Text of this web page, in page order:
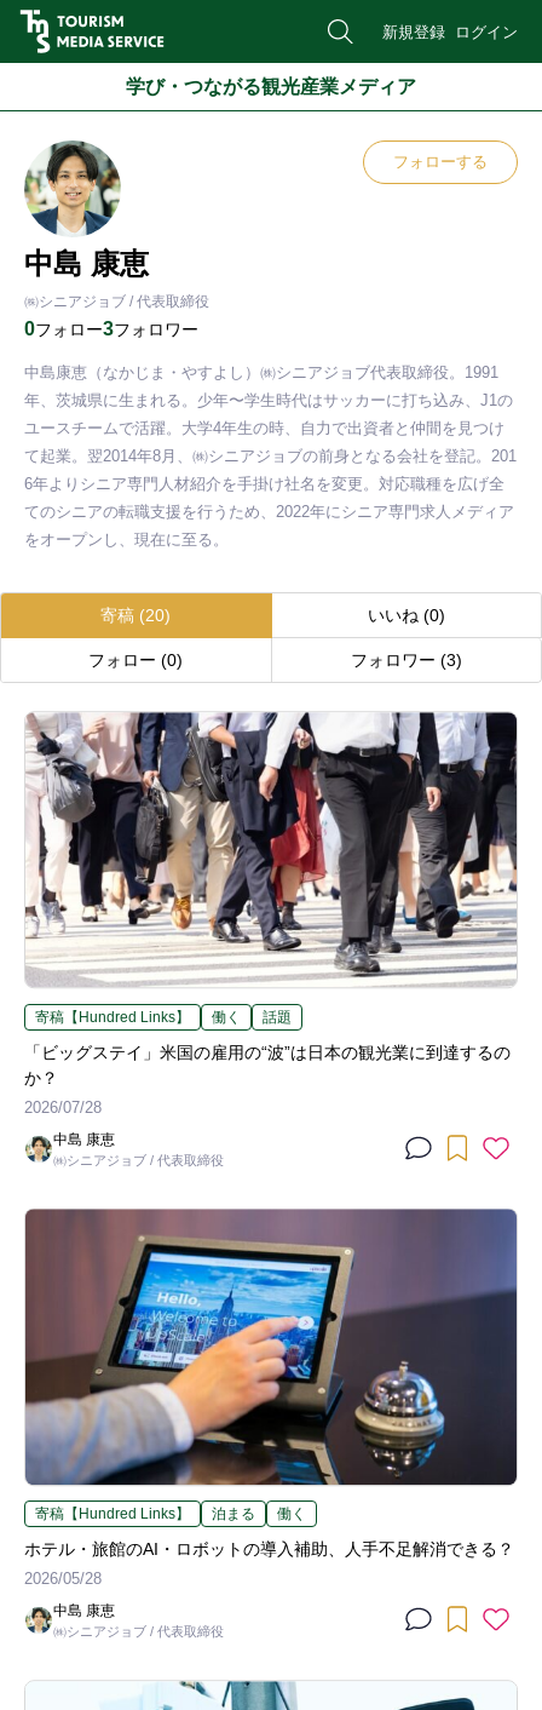
新規登録 ログイン
学び・つながる観光産業メディア
中島 康恵
㈱シニアジョブ / 代表取締役
0フォロー3フォロワー
フォローする
中島康恵（なかじま・やすよし）㈱シニアジョブ代表取締役。1991
年、茨城県に生まれる。少年〜学生時代はサッカーに打ち込み、J1の
ユースチームで活躍。大学4年生の時、自力で出資者と仲間を見つけ
て起業。翌2014年8月、㈱シニアジョブの前身となる会社を登記。201
6年よりシニア専門人材紹介を手掛け社名を変更。対応職種を広げ全
てのシニアの転職支援を行うため、2022年にシニア専門求人メディア
をオープンし、現在に至る。
寄稿 (20) いいね (0)
フォロー (0) フォロワー (3)
寄稿【Hundred Links】 働く 話題
「ビッグステイ」米国の雇用の“波”は日本の観光業に到達するの
か？
2026/07/28
中島 康恵
㈱シニアジョブ / 代表取締役
寄稿【Hundred Links】 泊まる 働く
ホテル・旅館のAI・ロボットの導入補助、人手不足解消できる？
2026/05/28
中島 康恵
㈱シニアジョブ / 代表取締役